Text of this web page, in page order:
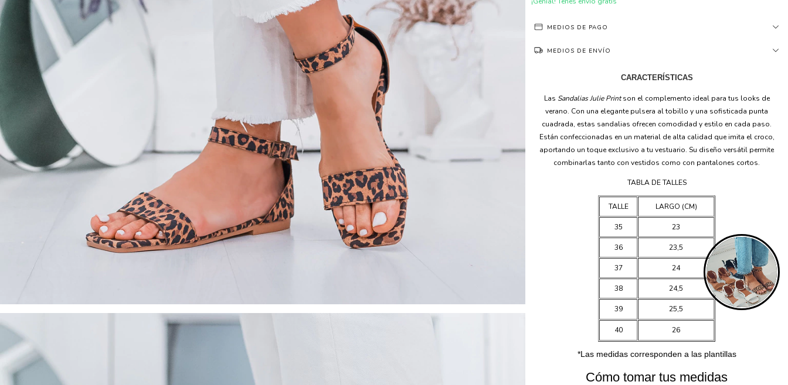
MEDIOS DE PAGO
MEDIOS DE ENVÍO
CARACTERÍSTICAS
Las Sandalias Julie Printson el complemento ideal para tus looks de
verano. Con una elegante pulsera al tobillo y una sofisticada punta
cuadrada, estas sandalias ofrecen comodidad y estilo en cada paso.
Están confeccionadas en un material de alta calidad que imita el croco,
aportando un toque exclusivo a tu vestuario. Su diseño versátil permite
combinarlas tanto con vestidos como con pantalones cortos.
TABLA DE TALLES
TALLE LARGO (CM)
35 23
36 23,5
37 24
38 24,5
39 25,5
40 26
*Las medidas corresponden a las plantillas
Cómo tomar tus medidas